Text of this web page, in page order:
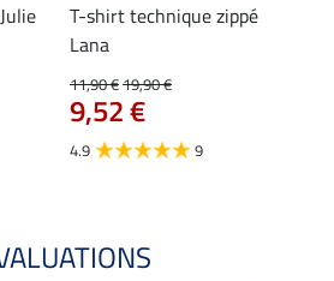
T-shirt technique zippé
Lana
11,90 €19,90 €
9,52 €
4.9 9